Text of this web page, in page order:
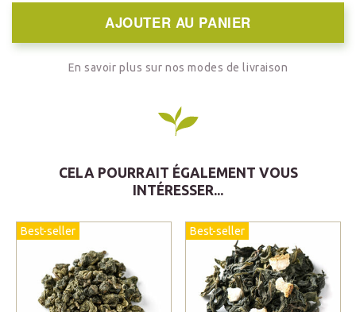
AJOUTER AU PANIER
En savoir plus sur nos modes de livraison
CELA POURRAIT ÉGALEMENT VOUS
INTÉRESSER...
Best-seller Best-seller